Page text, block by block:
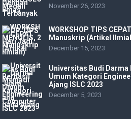
November 26, 2023
WORKSHOP TIPS
Manuskrip (Artikel
December 15, 2023
Universitas Budi
Umum Kategori
Ajang ISLC 2023
December 5, 2023